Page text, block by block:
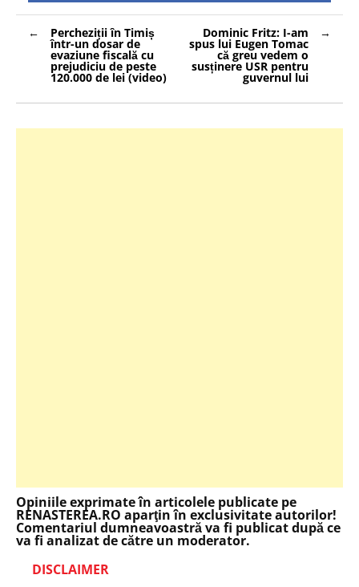
Navigare
în
articole
Percheziții în Timiș
într-un dosar de
evaziune fiscală cu
prejudiciu de peste
120.000 de lei (video)
Dominic Fritz: I-am
spus lui Eugen Tomac
că greu vedem o
susținere USR pentru
guvernul lui
Opiniile exprimate în articolele publicate pe
RENASTEREA.RO aparţin în exclusivitate autorilor!
Comentariul dumneavoastră va fi publicat după ce
va fi analizat de către un moderator.
DISCLAIMER